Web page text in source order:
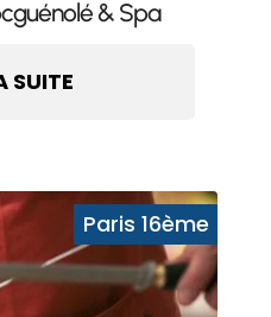
& Spa
SUITE